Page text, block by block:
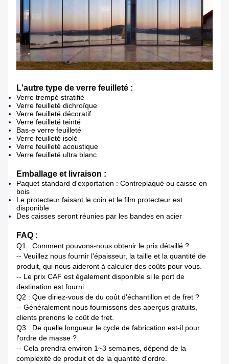
L'autre type de verre feuilleté :
Verre trempé stratifié
Verre feuilleté dichroïque
Verre feuilleté décoratif
Verre feuilleté teinté
Bas-e verre feuilleté
Verre feuilleté isolé
Verre feuilleté acoustique
Verre feuilleté ultra blanc
Emballage et livraison :
Paquet standard d'exportation : Contreplaqué ou caisse en
bois
Le protecteur faisant le coin et le film protecteur est
disponible
Des caisses seront réunies par les bandes en acier
FAQ :
Q1 : Comment pouvons-nous obtenir le prix détaillé ?
-- Veuillez nous fournir l'épaisseur, la taille et la quantité de
produit, qui nous aideront à calculer des coûts pour vous.
-- Le prix CAF est également disponible si le port de
destination est fourni.
Q2 : Que diriez-vous de du coût d'échantillon et de fret ?
-- Généralement nous fournissons des aperçus gratuits,
clients prenons le coût de fret.
Q3 : De quelle longueur le cycle de fabrication est-il pour
l'ordre de masse ?
-- Cela prendra environ 1~3 semaines, dépend de la
complexité de produit et de la quantité d'ordre.